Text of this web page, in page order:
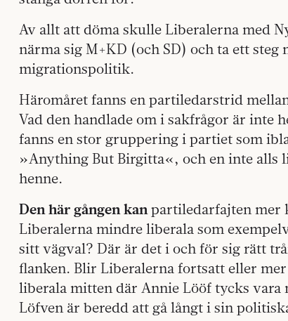
Av allt att döma skulle Liberalerna med
närma sig M+KD (och SD) och ta ett steg
migrationspolitik.
Häromåret fanns en partiledarstrid
Vad den handlade om i sakfrågor är inte
fanns en stor gruppering i partiet som
»Anything But Birgitta«, och en inte alls
henne.
Den här gången kan partiledarfajten mer
Liberalerna mindre liberala som
sitt vägval? Där är det i och för sig rätt
flanken. Blir Liberalerna fortsatt eller
liberala mitten där Annie Lööf tycks
Löfven är beredd att gå långt i sin